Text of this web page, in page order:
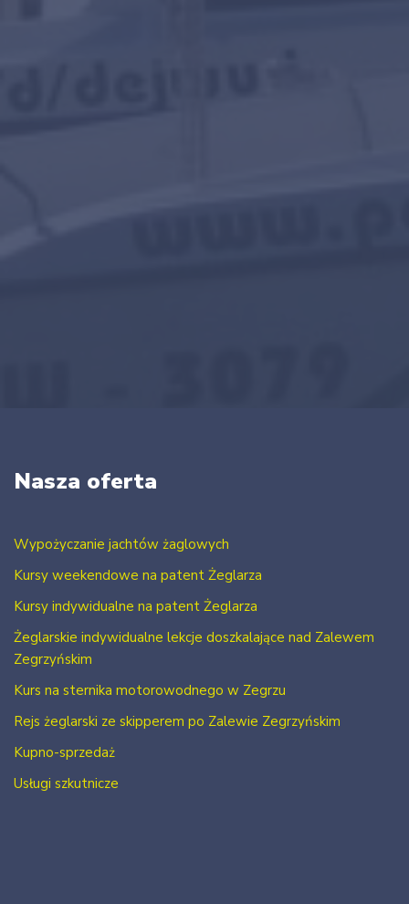
Nasza oferta
Wypożyczanie jachtów żaglowych
Kursy weekendowe na patent Żeglarza
Kursy indywidualne na patent Żeglarza
Żeglarskie indywidualne lekcje doszkalające nad Zalewem
Zegrzyńskim
Kurs na sternika motorowodnego w Zegrzu
Rejs żeglarski ze skipperem po Zalewie Zegrzyńskim
Kupno-sprzedaż
Usługi szkutnicze